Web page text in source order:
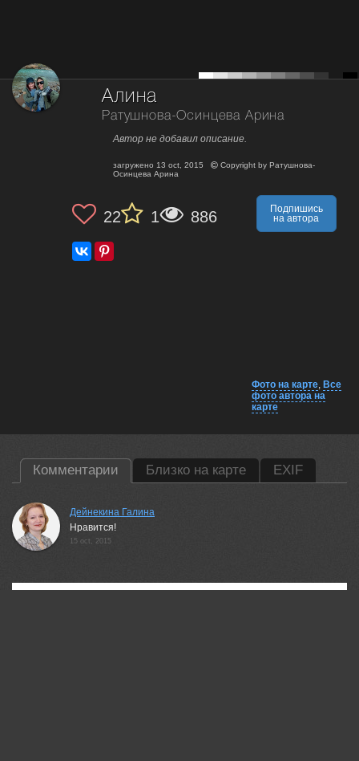
Алина
Ратушнова-Осинцева Арина
Автор не добавил описание.
загружено 13 oct, 2015 Copyright by Ратушнова-
Осинцева Арина
22 1 886
Подпишись
на автора
Фото на карте, Все
фото автора на
карте
Комментарии Близко на карте EXIF
Дейнекина Галина
Нравится!
15 oct, 2015